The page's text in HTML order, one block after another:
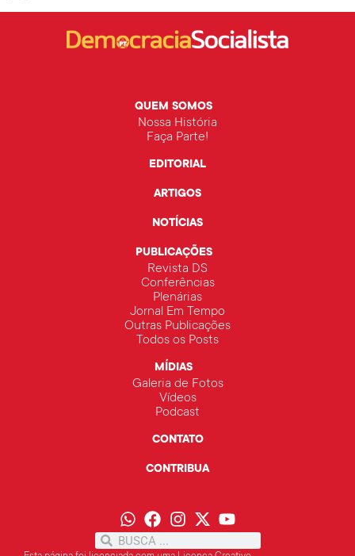
QUEM SOMOS
Nossa História
Faça Parte!
EDITORIAL
ARTIGOS
NOTÍCIAS
PUBLICAÇÕES
Revista DS
Conferências
Plenárias
Jornal Em Tempo
Outras Publicações
Todos os Posts
MÍDIAS
Galeria de Fotos
Vídeos
Podcast
CONTATO
CONTRIBUA